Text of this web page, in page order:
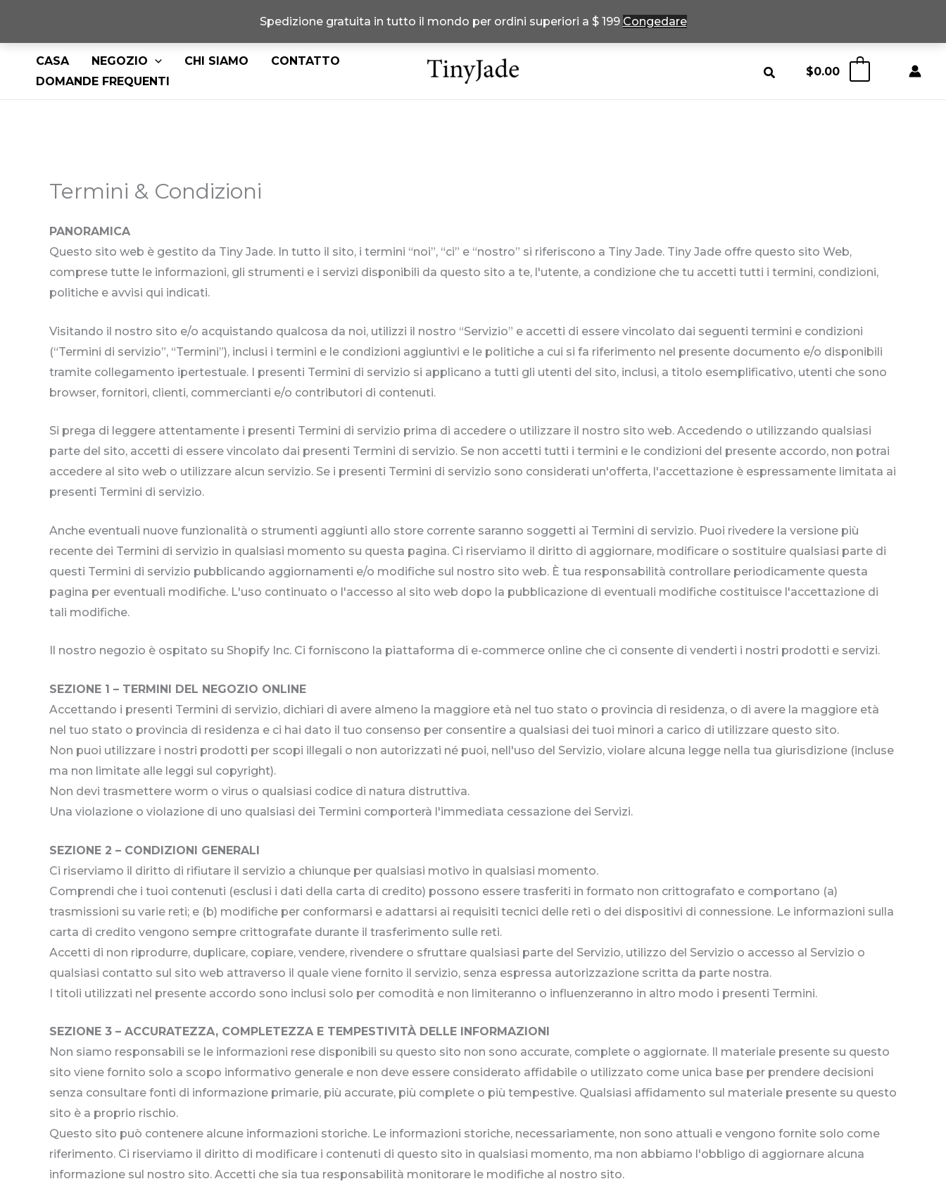
Spedizione gratuita in tutto il mondo per ordini superiori a $ 199 Congedare
CASA NEGOZIO CHI SIAMO
CONTATTO
DOMANDE FREQUENTI
$0.00
Termini & Condizioni
PANORAMICA
Questo sito web è gestito da Tiny Jade. In tutto il sito, i termini “noi”, “ci” e “nostro” si riferiscono a Tiny Jade. Tiny Jade offre questo sito Web,
comprese tutte le informazioni, gli strumenti e i servizi disponibili da questo sito a te, l'utente, a condizione che tu accetti tutti i termini, condizioni,
politiche e avvisi qui indicati.
Visitando il nostro sito e/o acquistando qualcosa da noi, utilizzi il nostro “Servizio” e accetti di essere vincolato dai seguenti termini e condizioni
(“Termini di servizio”, “Termini”), inclusi i termini e le condizioni aggiuntivi e le politiche a cui si fa riferimento nel presente documento e/o disponibili
tramite collegamento ipertestuale. I presenti Termini di servizio si applicano a tutti gli utenti del sito, inclusi, a titolo esemplificativo, utenti che sono
browser, fornitori, clienti, commercianti e/o contributori di contenuti.
Si prega di leggere attentamente i presenti Termini di servizio prima di accedere o utilizzare il nostro sito web. Accedendo o utilizzando qualsiasi
parte del sito, accetti di essere vincolato dai presenti Termini di servizio. Se non accetti tutti i termini e le condizioni del presente accordo, non potrai
accedere al sito web o utilizzare alcun servizio. Se i presenti Termini di servizio sono considerati un'offerta, l'accettazione è espressamente limitata ai
presenti Termini di servizio.
Anche eventuali nuove funzionalità o strumenti aggiunti allo store corrente saranno soggetti ai Termini di servizio. Puoi rivedere la versione più
recente dei Termini di servizio in qualsiasi momento su questa pagina. Ci riserviamo il diritto di aggiornare, modificare o sostituire qualsiasi parte di
questi Termini di servizio pubblicando aggiornamenti e/o modifiche sul nostro sito web. È tua responsabilità controllare periodicamente questa
pagina per eventuali modifiche. L'uso continuato o l'accesso al sito web dopo la pubblicazione di eventuali modifiche costituisce l'accettazione di
tali modifiche.
Il nostro negozio è ospitato su Shopify Inc. Ci forniscono la piattaforma di e-commerce online che ci consente di venderti i nostri prodotti e servizi.
SEZIONE 1 – TERMINI DEL NEGOZIO ONLINE
Accettando i presenti Termini di servizio, dichiari di avere almeno la maggiore età nel tuo stato o provincia di residenza, o di avere la maggiore età
nel tuo stato o provincia di residenza e ci hai dato il tuo consenso per consentire a qualsiasi dei tuoi minori a carico di utilizzare questo sito.
Non puoi utilizzare i nostri prodotti per scopi illegali o non autorizzati né puoi, nell'uso del Servizio, violare alcuna legge nella tua giurisdizione (incluse
ma non limitate alle leggi sul copyright).
Non devi trasmettere worm o virus o qualsiasi codice di natura distruttiva.
Una violazione o violazione di uno qualsiasi dei Termini comporterà l'immediata cessazione dei Servizi.
SEZIONE 2 – CONDIZIONI GENERALI
Ci riserviamo il diritto di rifiutare il servizio a chiunque per qualsiasi motivo in qualsiasi momento.
Comprendi che i tuoi contenuti (esclusi i dati della carta di credito) possono essere trasferiti in formato non crittografato e comportano (a)
trasmissioni su varie reti; e (b) modifiche per conformarsi e adattarsi ai requisiti tecnici delle reti o dei dispositivi di connessione. Le informazioni sulla
carta di credito vengono sempre crittografate durante il trasferimento sulle reti.
Accetti di non riprodurre, duplicare, copiare, vendere, rivendere o sfruttare qualsiasi parte del Servizio, utilizzo del Servizio o accesso al Servizio o
qualsiasi contatto sul sito web attraverso il quale viene fornito il servizio, senza espressa autorizzazione scritta da parte nostra.
I titoli utilizzati nel presente accordo sono inclusi solo per comodità e non limiteranno o influenzeranno in altro modo i presenti Termini.
SEZIONE 3 – ACCURATEZZA, COMPLETEZZA E TEMPESTIVITÀ DELLE INFORMAZIONI
Non siamo responsabili se le informazioni rese disponibili su questo sito non sono accurate, complete o aggiornate. Il materiale presente su questo
sito viene fornito solo a scopo informativo generale e non deve essere considerato affidabile o utilizzato come unica base per prendere decisioni
senza consultare fonti di informazione primarie, più accurate, più complete o più tempestive. Qualsiasi affidamento sul materiale presente su questo
sito è a proprio rischio.
Questo sito può contenere alcune informazioni storiche. Le informazioni storiche, necessariamente, non sono attuali e vengono fornite solo come
riferimento. Ci riserviamo il diritto di modificare i contenuti di questo sito in qualsiasi momento, ma non abbiamo l'obbligo di aggiornare alcuna
informazione sul nostro sito. Accetti che sia tua responsabilità monitorare le modifiche al nostro sito.